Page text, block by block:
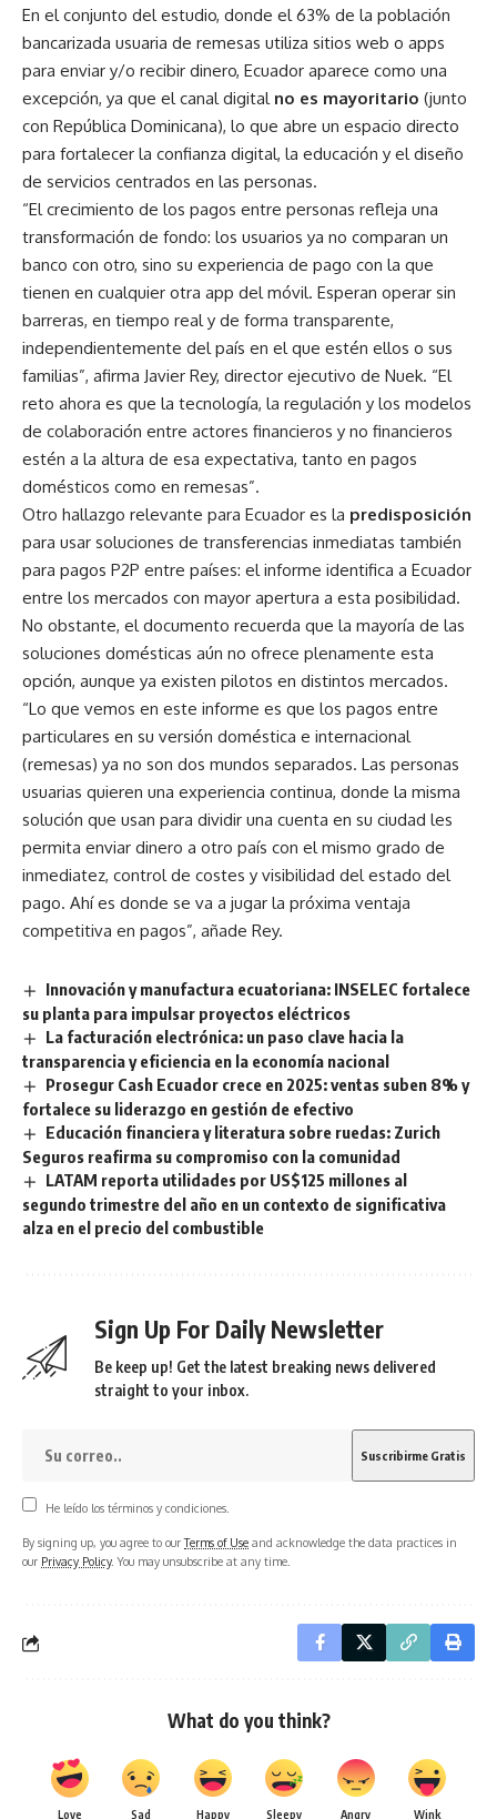
En el conjunto del estudio, donde el 63% de la población
bancarizada usuaria de remesas utiliza sitios web o apps
para enviar y/o recibir dinero, Ecuador aparece como una
excepción, ya que el canal digital no es mayoritario (junto
con República Dominicana), lo que abre un espacio directo
para fortalecer la confianza digital, la educación y el diseño
de servicios centrados en las personas.
“El crecimiento de los pagos entre personas refleja una
transformación de fondo: los usuarios ya no comparan un
banco con otro, sino su experiencia de pago con la que
tienen en cualquier otra app del móvil. Esperan operar sin
barreras, en tiempo real y de forma transparente,
independientemente del país en el que estén ellos o sus
familias”, afirma Javier Rey, director ejecutivo de Nuek. “El
reto ahora es que la tecnología, la regulación y los modelos
de colaboración entre actores financieros y no financieros
estén a la altura de esa expectativa, tanto en pagos
domésticos como en remesas”.
Otro hallazgo relevante para Ecuador es la predisposición
para usar soluciones de transferencias inmediatas también
para pagos P2P entre países: el informe identifica a Ecuador
entre los mercados con mayor apertura a esta posibilidad.
No obstante, el documento recuerda que la mayoría de las
soluciones domésticas aún no ofrece plenamente esta
opción, aunque ya existen pilotos en distintos mercados.
“Lo que vemos en este informe es que los pagos entre
particulares en su versión doméstica e internacional
(remesas) ya no son dos mundos separados. Las personas
usuarias quieren una experiencia continua, donde la misma
solución que usan para dividir una cuenta en su ciudad les
permita enviar dinero a otro país con el mismo grado de
inmediatez, control de costes y visibilidad del estado del
pago. Ahí es donde se va a jugar la próxima ventaja
competitiva en pagos”, añade Rey.
Innovación y manufactura ecuatoriana: INSELEC fortalece
su planta para impulsar proyectos eléctricos
La facturación electrónica: un paso clave hacia la
transparencia y eficiencia en la economía nacional
Prosegur Cash Ecuador crece en 2025: ventas suben 8% y
fortalece su liderazgo en gestión de efectivo
Educación financiera y literatura sobre ruedas: Zurich
Seguros reafirma su compromiso con la comunidad
LATAM reporta utilidades por US$125 millones al
segundo trimestre del año en un contexto de significativa
alza en el precio del combustible
Sign Up For Daily Newsletter
Be keep up! Get the latest breaking news delivered
straight to your inbox.
He leído los términos y condiciones.
By signing up, you agree to ourTerms of Use and acknowledge the data practices in
our Privacy Policy. You may unsubscribe at any time.
What do you think?
Love Sad Happy Sleepy Angry Wink